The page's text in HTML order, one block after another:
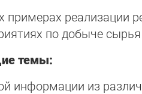
реализации
по добыче
темы:
информации из